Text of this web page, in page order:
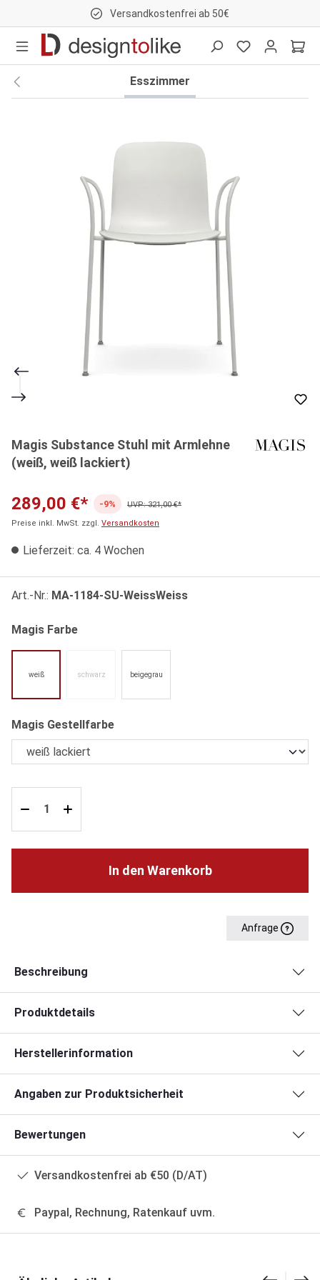
Versandkostenfrei ab 50€
Esszimmer
Magis Substance Stuhl mit Armlehne
(weiß, weiß lackiert)
289,00 €* -9%
UVP: 321,00 €*
Preise inkl. MwSt. zzgl. Versandkosten
Lieferzeit: ca. 4 Wochen
Art.-Nr.: MA-1184-SU-WeissWeiss
Magis Farbeauswählen
weiß schwarz(Diese Option ist zurzeit nicht verfügbar.)
beigegrau
Magis Gestellfarbeauswählen
In den Warenkorb
Anfrage
Beschreibung
Produktdetails
Herstellerinformation
Angaben zur Produktsicherheit
Bewertungen
Versandkostenfrei ab €50 (D/AT)
Paypal, Rechnung, Ratenkauf uvm.